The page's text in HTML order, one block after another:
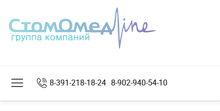
8-391-218-18-24 8-902-940-54-10